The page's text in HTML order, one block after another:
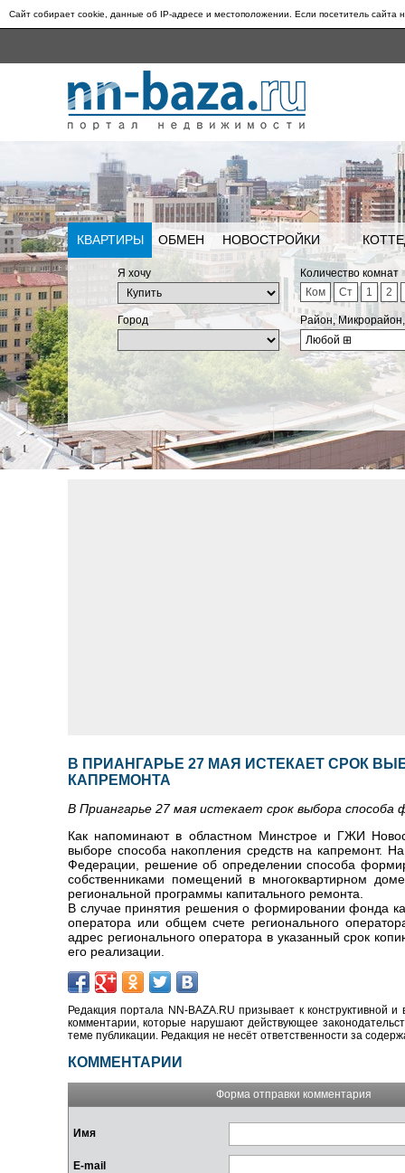
Сайт собирает cookie, данные об IP-адресе и местоположении. Если посетитель сайта
КВАРТИРЫ ОБМЕН НОВОСТРОЙКИ
Я хочу
Количество комнат
Ком
Ст 1 2
Город
Район,
Любой ⊞
В ПРИАНГАРЬЕ 27 МАЯ ИСТЕКАЕТ СРОК
КАПРЕМОНТА
В Приангарье 27 мая истекает срок выбора
Как напоминают в областном Минстрое и ГЖИ
выборе способа накопления средств на капремонт.
Федерации, решение об определении способа
собственниками помещений в многоквартирном
региональной программы капитального ремонта.
В случае принятия решения о формировании фонда
оператора или общем счете регионального
адрес регионального оператора в указанный срок
его реализации.
Редакция портала NN-BAZA.RU призывает к конструктивной
комментарии, которые нарушают действующее
теме публикации. Редакция не несёт ответственности за
КОММЕНТАРИИ
Форма отправки комментария
Имя
E-mail